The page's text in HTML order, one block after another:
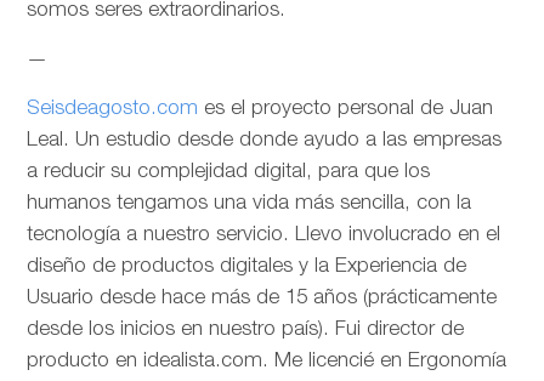
somos seres extraordinarios.
—
Seisdeagosto.com es el proyecto personal de Juan
Leal. Un estudio desde donde ayudo a las empresas
a reducir su complejidad digital, para que los
humanos tengamos una vida más sencilla, con la
tecnología a nuestro servicio. Llevo involucrado en el
diseño de productos digitales y la Experiencia de
Usuario desde hace más de 15 años (prácticamente
desde los inicios en nuestro país). Fui director de
producto en idealista.com. Me licencié en Ergonomía